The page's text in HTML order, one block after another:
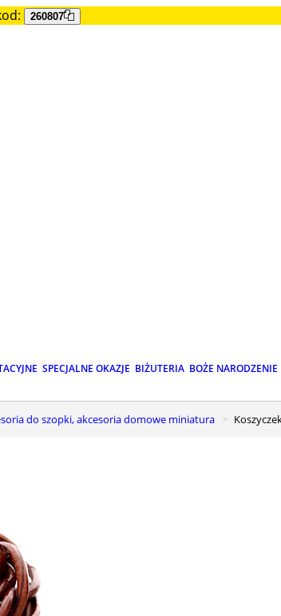
260807
SPECJALNE OKAZJE BIŻUTERIA BOŻE NARODZENIE
do szopki, akcesoria domowe miniatura